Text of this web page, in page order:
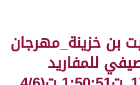
بن خزينة_مهرجان
للمفاريد